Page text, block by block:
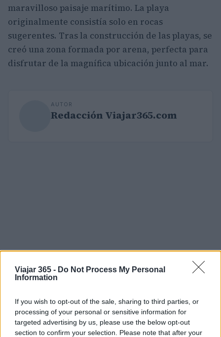
Viajar 365 - Do Not Process My Personal
Information
If you wish to opt-out of the sale, sharing to third parties, or
processing of your personal or sensitive information for
targeted advertising by us, please use the below opt-out
section to confirm your selection. Please note that after your
maravilloso paisaje marítimo. La playa
originalmente consistía solo en rocas
sugerentes. Tras la construcción de las playas, se
creó una zona formada por arena, perfecta para
disfrutar de la magnífica ubicación junto al mar.
AUTOR
Redacción Viajar365.com